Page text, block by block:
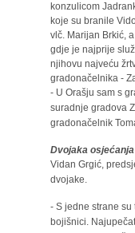
konzulicom
koje su branile
vlč. Marijan Brkić,
gdje je najprije
njihovu najveću
gradonačelnika -
- U Orašju sam s
suradnje gradova
gradonačelnik
Dvojaka osjećanja
Vidan Grgić,
dvojake.
- S jedne strane
bojišnici.